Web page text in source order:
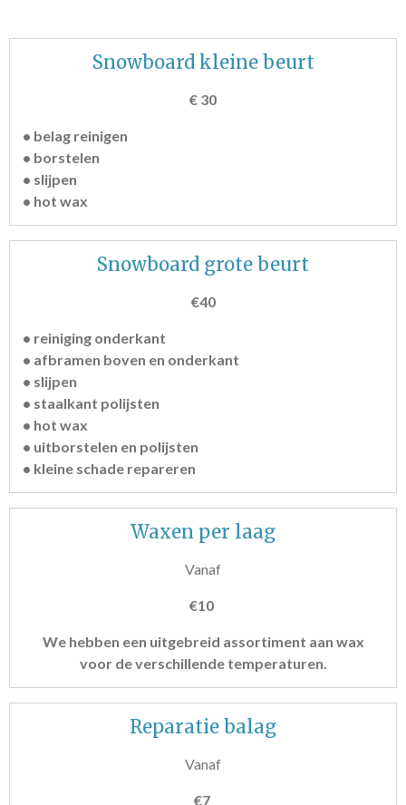
Snowboard kleine beurt
€ 30
• belag reinigen
• borstelen
• slijpen
• hot wax
Snowboard grote beurt
€40
• reiniging onderkant
• afbramen boven en onderkant
• slijpen
• staalkant polijsten
• hot wax
• uitborstelen en polijsten
• kleine schade repareren
Waxen per laag
Vanaf
€10
We hebben een uitgebreid assortiment aan wax
voor de verschillende temperaturen.
Reparatie balag
Vanaf
€7